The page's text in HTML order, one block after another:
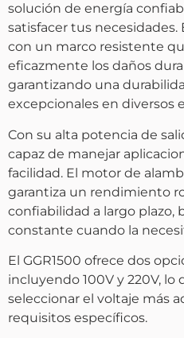
solución de energía
satisfacer tus
con un marco resistente
eficazmente los daños
garantizando una
excepcionales en diversos
Con su alta potencia de
capaz de manejar
facilidad. El motor de
garantiza un rendimiento
confiabilidad a largo plazo,
constante cuando la
El GGR1500 ofrece dos
incluyendo 100V y 220V,
seleccionar el voltaje más
requisitos específicos.